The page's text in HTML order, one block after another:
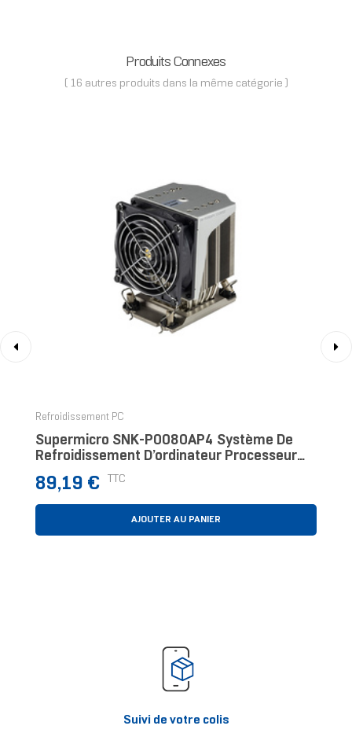
Produits Connexes
( 16 autres produits dans la même catégorie )
Refroidissement PC
Supermicro SNK-P0080AP4 Système De
Refroidissement D’ordinateur Processeur
Refroidisseur D'air 9,2 Cm Noir, Acier
Inoxydable
Prix
89,19 € TTC
AJOUTER AU PANIER
Suivi de votre colis